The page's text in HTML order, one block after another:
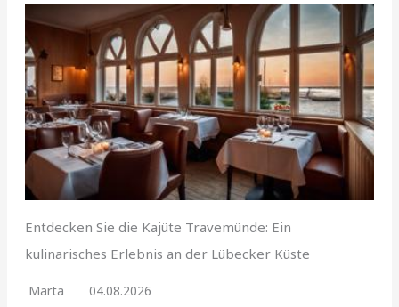
Entdecken Sie die Kajüte Travemünde: Ein
kulinarisches Erlebnis an der Lübecker Küste
Marta 04.08.2026